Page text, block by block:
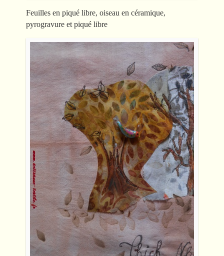
Feuilles en piqué libre, oiseau en céramique,
pyrogravure et piqué libre